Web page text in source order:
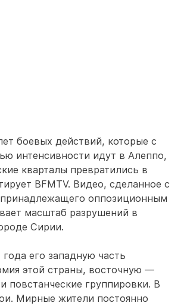
боевых действий, которые с
интенсивности идут в Алеппо,
кварталы превратились в
BFMTV. Видео, сделанное с
оппозиционным
масштаб разрушений в
Сирии.
года его западную часть
этой страны, восточную —
повстанческие группировки. В
Мирные жители постоянно